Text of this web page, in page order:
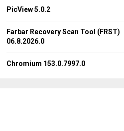
PicView 5.0.2
Farbar Recovery Scan Tool (FRST)
06.8.2026.0
Chromium 153.0.7997.0